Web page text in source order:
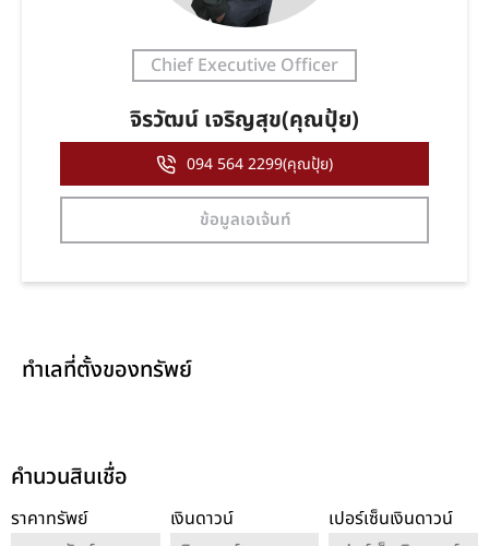
Chief Executive Officer
จิรวัฒน์ เจริญสุข(คุณปุ้ย)
094 564 2299(คุณปุ้ย)
ข้อมูลเอเจ้นท์
ทำเลที่ตั้งของทรัพย์
คำนวนสินเชื่อ
ราคาทรัพย์ เงินดาวน์ เปอร์เซ็นเงินดาวน์